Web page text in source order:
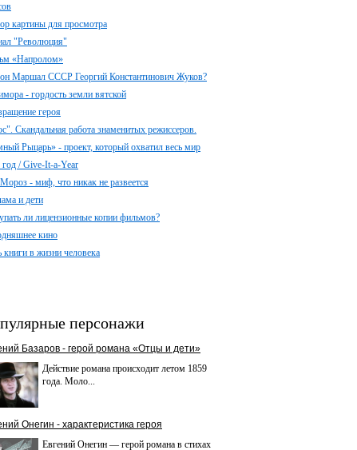
картины для просмотра
"Революция"
«Напролом»
Маршал СССР Георгий Константинович Жуков?
- гордость земли вятской
героя
Скандальная работа знаменитых режиссеров.
Рыцарь» - проект, который охватил весь мир
/ Give-It-a-Year
- миф, что никак не развеется
и дети
ли лицензионные копии фильмов?
кино
книги в жизни человека
персонажи
Базаров - герой романа «Отцы и дети»
Действие романа происходит летом 1859
года. Моло...
Онегин - характеристика героя
Евгений Онегин — герой романа в стихах